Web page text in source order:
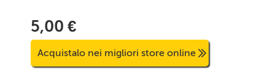
5,00 €
Acquistalo nei migliori store online